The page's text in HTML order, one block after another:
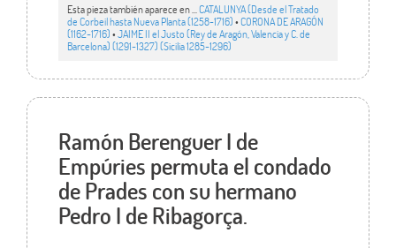
Esta pieza también aparece en ... CATALUNYA (Desde el Tratado
de Corbeil hasta Nueva Planta (1258-1716)•CORONA DE ARAGÓN
(1162-1716)•JAIME II el Justo (Rey de Aragón, Valencia y C. de
Barcelona) (1291-1327) (Sicilia 1285-1296)
Ramón Berenguer I de
Empúries permuta el condado
de Prades con su hermano
Pedro I de Ribagorça.